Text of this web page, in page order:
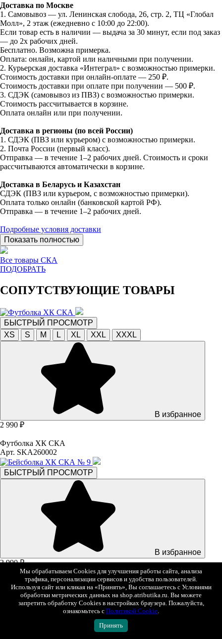
Доставка по Москве
1. Самовывоз — ул. Ленинская слобода, 26, стр. 2, ТЦ «Глобал
Молл», 2 этаж (ежедневно с 10:00 до 22:00).
Если товар есть в наличии — выдача за 30 минут, если под заказ
— до 2х рабочих дней.
Бесплатно. Возможна примерка.
Оплата: онлайн, картой или наличными при получении.
2. Курьерская доставка «Интеграл» с возможностью примерки.
Стоимость доставки при онлайн-оплате — 250 ₽.
Стоимость доставки при оплате при получении — 500 ₽.
3. СДЭК (самовывоз из ПВЗ) с возможностью примерки.
Стоимость рассчитывается в корзине.
Оплата онлайн или при получении.
Доставка в регионы (по всей России)
1. СДЭК (ПВЗ или курьером) с возможностью примерки.
2. Почта России (первый класс).
Отправка — в течение 1–2 рабочих дней. Стоимость и сроки
рассчитываются автоматически в корзине.
Доставка в Беларусь и Казахстан
СДЭК (ПВЗ или курьером, с возможностью примерки).
Оплата только онлайн (банковской картой РФ).
Отправка — в течение 1–2 рабочих дней.
Подробные условия доставки
Показать полностью
Все товары СКА
ПОДОБРАТЬ
СОПУТСТВУЮЩИЕ ТОВАРЫ
БЫСТРЫЙ ПРОСМОТР
XS
S M L XL XXL XXXL
В избранное
2 990 ₽
Футболка ХК СКА
Арт. SKA260002
БЫСТРЫЙ ПРОСМОТР
В избранное
2 990 ₽
Бейсболка ХК СКА № 9
Арт. SKA110021
БЫСТРЫЙ ПРОСМОТР
Мы обрабатываем Cookies для улучшения работы сайта, анализа
трафика, персонализации сервисов и удобства пользователей.
Используя сайт или кликая на «Принять», Вы соглашаетесь с Условиями
обработки метрических данных на shop.atributika.ru. Вы можете
запретить обработку Cookies в настройках браузера. Пожалуйста,
ознакомьтесь с Политикой Cookie.
Принять